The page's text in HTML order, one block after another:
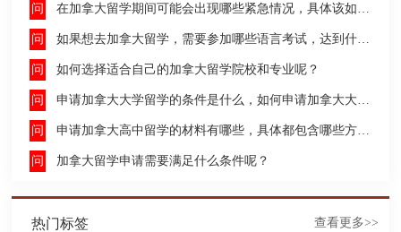
在加拿大留学期间可能会出现哪些紧急情况，具体该如何去处理这些紧急情况呢？
如果想去加拿大留学，需要参加哪些语言考试，达到什么水平才能申请呢？
如何选择适合自己的加拿大留学院校和专业呢？
申请加拿大大学留学的条件是什么，如何申请加拿大大学留学，留学的费用及签证申请流程是什么？
申请加拿大高中留学的材料有哪些，具体都包含哪些方面呢？
加拿大留学申请需要满足什么条件呢？
热门标签 查看更多>>